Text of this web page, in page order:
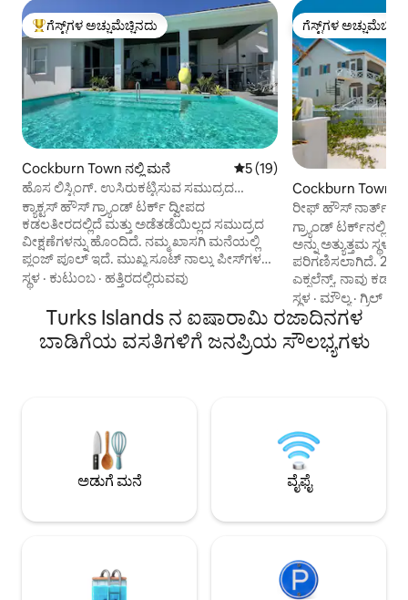
ಗೆಸ್ಟ್‌ಗಳಿಗೆ ಅತಿ ಹೆಚ್ಚು ಅಚ್ಚುಮೆಚ್ಚಿನದು
ಗೆಸ್ಟ್‌ಗಳ ಅಚ್ಚುಮೆಚ್ಚಿನದು
Cockburn Town ನಲ್ಲಿ ಮನೆ 5 ರಲ್ಲಿ 5 ಸರಾಸರಿ ರೇಟಿಂಗ್, 19
5 (19)
ಹೊಸ ಲಿಸ್ಟಿಂಗ್. ಉಸಿರುಕಟ್ಟಿಸುವ ಸಮುದ್ರದ
ವೀಕ್ಷಣೆಗಳು.
ಕ್ಯಾಕ್ಟಸ್ ಹೌಸ್ ಗ್ರ್ಯಾಂಡ್ ಟರ್ಕ್ ದ್ವೀಪದ
ಕಡಲತೀರದಲ್ಲಿದೆ ಮತ್ತು ಅಡೆತಡೆಯಿಲ್ಲದ ಸಮುದ್ರದ
ವೀಕ್ಷಣೆಗಳನ್ನು ಹೊಂದಿದೆ. ನಮ್ಮ ಖಾಸಗಿ ಮನೆಯಲ್ಲಿ
ಪ್ಲಂಜ್ ಪೂಲ್ ಇದೆ. ಮುಖ್ಯ ಸೂಟ್ ನಾಲ್ಕು ಪೀಸ್‌ಗಳ
ಎನ್‌ಸೂಟ್ ಮತ್ತು ವಾಕ್ ಇನ್ ಕ್ಲೋಸೆಟ್ ಅನ್ನು
ಹೊಂದಿದೆ. ಲಾಂಡ್ರಿ ಮತ್ತು ಗೌರ್ಮೆಟ್ ಅಡುಗೆಮನೆ.
ಕಿಂಗ್ ಗಾತ್ರದ ಹಾಸಿಗೆಗಳಿರುವ ಇನ್ನೂ ಎರಡು
ಬೆಡ್‌ರೂಮ್‌ಗಳು ಮತ್ತು ಮೂರು ಪೀಸ್‌ಗಳ ಹಂಚಿಕೆಯ
ವಾಶ್‌ರೂಮ್. ಲಿವಿಂಗ್ ಪ್ರದೇಶವು ಸಾಕಷ್ಟು
ದ್ವೀಪದ ಅನೇಕ ಅದ್ಭುತ ಹವಳಿ ಮರಳಿನ
ಕಡಲತೀರಗಳನ್ನು ತಲುಪಬಹುದು.
ಸ್ಥಳ · ಕುಟುಂಬ · ಹತ್ತಿರದಲ್ಲಿರುವವು
ಗೆಸ್ಟ್‌ಗಳ
ಗೆಸ್ಟ್‌ಗಳ
Cockburn Town
ಪಾರ್ಟ್‌ಮಂಟ್
ರೀಫ್ ಹೌಸ್ ನಾರ್ತ್
ಗ್ರ್ಯಾಂಡ್ ಟರ್ಕ್‌ನಲ್ಲಿ
ಅನ್ನು ಅತ್ಯುತ್ತಮ
ಪರಿಗಣಿಸಲಾಗಿದೆ. 2018 TA ಸರ್ಟಿಫಿಕೇಟ್ ಆಫ್
ಎಕ್ಸಲೆನ್ಸ್. ನಾವು ಕಡಲತೀರದಲ್ಲಿದ್ದೇವೆ. ಎರಡೂ
ಸೂಟ್‌ಗಳು ಸಕ್ಕರೆ ಬಿಳಿ
ಸ್ಪಷ್ಟ ವೈಡೂರ್ಯದ
ಮತ್ತು ಸುಂದರವಾಗಿ
ಸಾಗರಕ್ಕೆ ಪಶ್ಚಿಮಕ್ಕೆ
ಯಾವುದೇ ಶುಲ್ಕಗಳಿಲ್ಲ. ನೀವು ಇದನ್ನು ಇಲ್ಲಿ
ಇಷ್ಟಪಡುತ್ತೀರಿ.
ಸ್ಥಳ · ಮೌಲ್ಯ· ಗ್ರಿಲ್
Turks Islands ನ ಐಷಾರಾಮಿ ರಜಾದಿನಗಳ
ಬಾಡಿಗೆಯ ವಸತಿಗಳಿಗೆ ಜನಪ್ರಿಯ ಸೌಲಭ್ಯಗಳು
ಅಡುಗೆ ಮನೆ ವೈಫೈ